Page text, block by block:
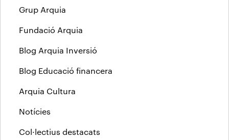
Grup Arquia
Fundació Arquia
Blog Arquia Inversió
Blog Educació financera
Arquia Cultura
Notícies
Col·lectius destacats